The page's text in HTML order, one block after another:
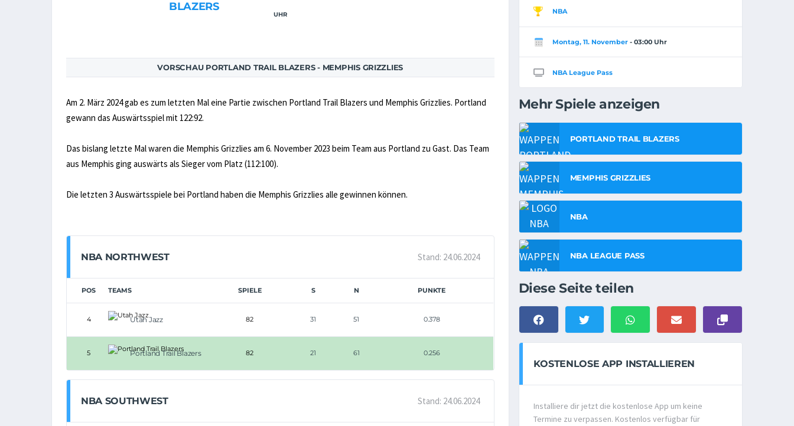
BLAZERS
UHR
VORSCHAU PORTLAND TRAIL BLAZERS - MEMPHIS GRIZZLIES
Am 2. März 2024 gab es zum letzten Mal eine Partie zwischen Portland Trail Blazers und Memphis Grizzlies. Portland
gewann das Auswärtsspiel mit 122:92.
Das bislang letzte Mal waren die Memphis Grizzlies am 6. November 2023 beim Team aus Portland zu Gast. Das Team
aus Memphis ging auswärts als Sieger vom Platz (112:100).
Die letzten 3 Auswärtsspiele bei Portland haben die Memphis Grizzlies alle gewinnen können.
NBA NORTHWEST Stand: 24.06.2024
POS TEAMS SPIELE S N PUNKTE
4 Utah Jazz 82 31 51 0.378
5 Portland Trail Blazers 82 21 61 0.256
NBA SOUTHWEST Stand: 24.06.2024
NBA
Montag, 11. November- 03:00 Uhr
NBA League Pass
Mehr Spiele anzeigen
PORTLAND TRAIL BLAZERS
MEMPHIS GRIZZLIES
NBA
NBA LEAGUE PASS
Diese Seite teilen
KOSTENLOSE APP INSTALLIEREN
Installiere dir jetzt die kostenlose App um keine
Termine zu verpassen. Kostenlos verfügbar für